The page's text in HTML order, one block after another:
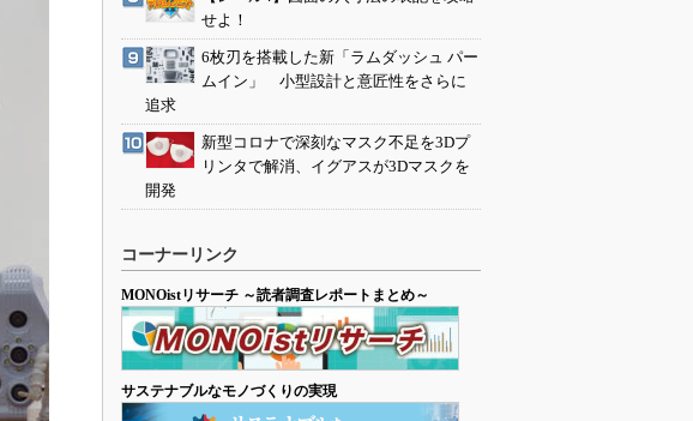
せよ！
6枚刃を搭載した新「ラムダッシュ パー
ムイン」 小型設計と意匠性をさらに
追求
新型コロナで深刻なマスク不足を3Dプ
リンタで解消、イグアスが3Dマスクを
開発
コーナーリンク
MONOistリサーチ ～読者調査レポートまとめ～
サステナブルなモノづくりの実現